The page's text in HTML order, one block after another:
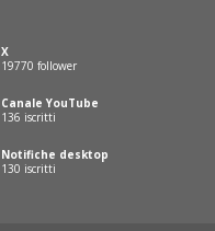
X
19770 follower
Canale YouTube
136 iscritti
Notifiche desktop
130 iscritti